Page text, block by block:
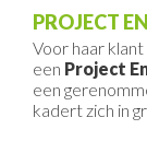
PROJECT
Voor haar
een Project
een
kadert zich in